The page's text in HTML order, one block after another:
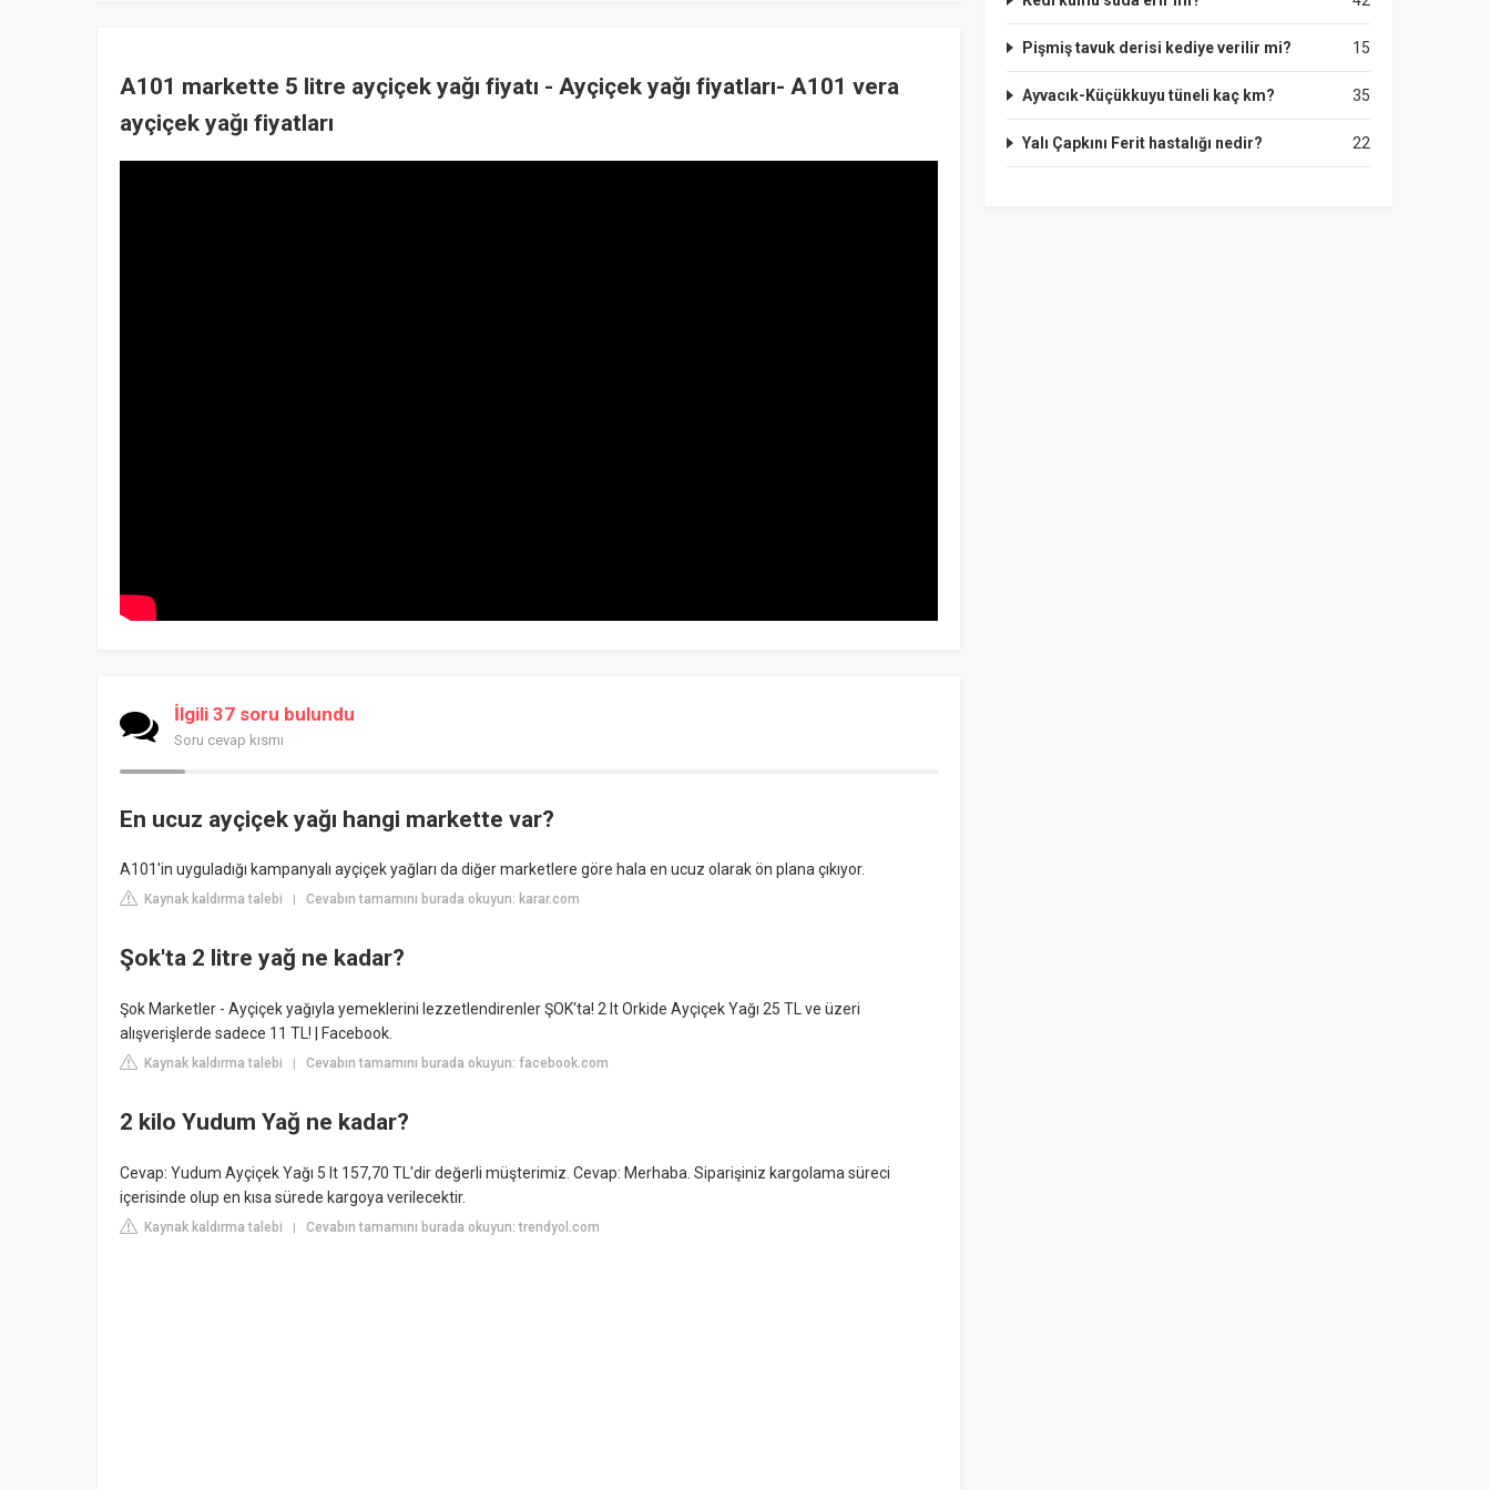
A101 markette 5 litre ayçiçek yağı fiyatı - Ayçiçek yağı fiyatları- A101 vera
ayçiçek yağı fiyatları
İlgili 37 soru bulundu
Soru cevap kısmı
En ucuz ayçiçek yağı hangi markette var?
A101'in uyguladığı kampanyalı ayçiçek yağları da diğer marketlere göre hala en ucuz olarak ön plana çıkıyor.
Kaynak kaldırma talebi | Cevabın tamamını burada okuyun: karar.com
Şok'ta 2 litre yağ ne kadar?
Şok Marketler - Ayçiçek yağıyla yemeklerini lezzetlendirenler ŞOK'ta! 2 lt Orkide Ayçiçek Yağı 25 TL ve üzeri
alışverişlerde sadece 11 TL! | Facebook.
Kaynak kaldırma talebi | Cevabın tamamını burada okuyun: facebook.com
2 kilo Yudum Yağ ne kadar?
Cevap: Yudum Ayçiçek Yağı 5 lt 157,70 TL'dir değerli müşterimiz. Cevap: Merhaba. Siparişiniz kargolama süreci
içerisinde olup en kısa sürede kargoya verilecektir.
Kaynak kaldırma talebi | Cevabın tamamını burada okuyun: trendyol.com
15
Pişmiş tavuk derisi kediye verilir mi?
35
Ayvacık-Küçükkuyu tüneli kaç km?
22
Yalı Çapkını Ferit hastalığı nedir?